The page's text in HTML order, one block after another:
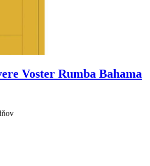
Voster Rumba Bahama